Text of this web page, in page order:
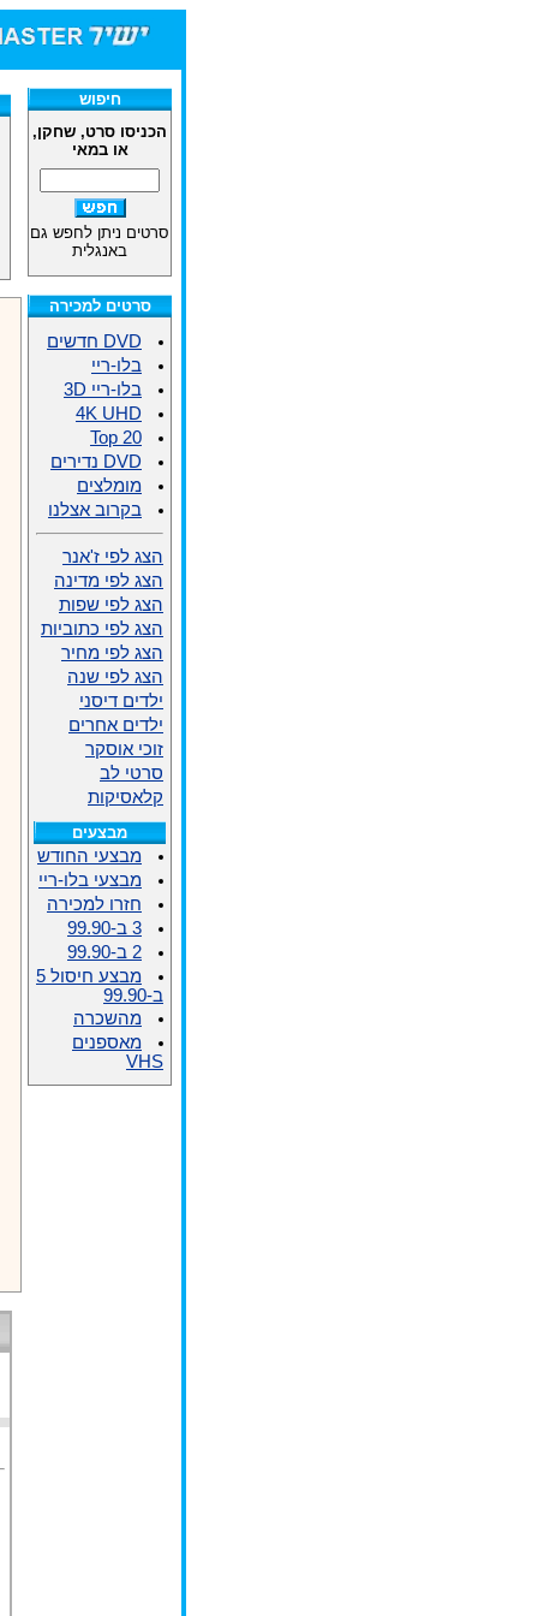
חיפוש
הכניסו סרט, שחקן,
או במאי
סרטים ניתן לחפש גם
באנגלית
סרטים למכירה
DVD חדשים
בלו-ריי
בלו-ריי 3D
4K UHD
Top 20
DVD נדירים
מומלצים
בקרוב אצלנו
הצג לפי ז'אנר
הצג לפי מדינה
הצג לפי שפות
הצג לפי כתוביות
הצג לפי מחיר
הצג לפי שנה
ילדים דיסני
ילדים אחרים
זוכי אוסקר
סרטי לב
קלאסיקות
מבצעים
מבצעי החודש
מבצעי בלו-ריי
חזרו למכירה
3 ב-99.90
2 ב-99.90
מבצע חיסול 5
ב-99.90
מהשכרה
מאספנים
VHS